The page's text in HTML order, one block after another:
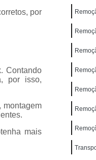
Remoção
Construção Civil
Transporte de
Equipamentos
Construção Civil
para Máquinas
por
Contando
por isso,
montagem
mais